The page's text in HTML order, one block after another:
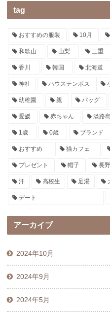
tag
おすすめの服装 10月
和歌山 山梨 三重
香川 韓国 北海道
神社 ハウステンボス
幼稚園 親 バッグ
愛媛 赤ちゃん 淡路島
1歳 0歳 ブランド
おすすめ 猫カフェ
プレゼント 帽子 長野
汗 高校生 足湯
デート
アーカイブ
2024年10月
2024年9月
2024年5月